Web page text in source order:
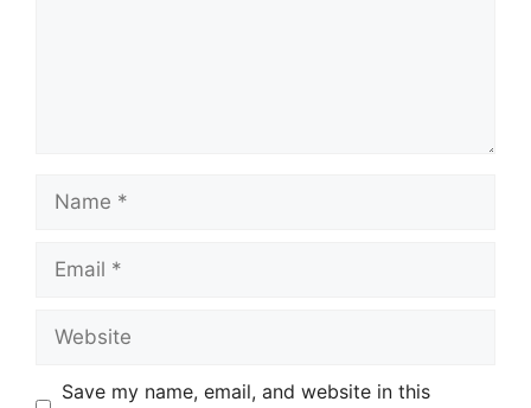
Name
Email
Website
Save my name, email, and website in this